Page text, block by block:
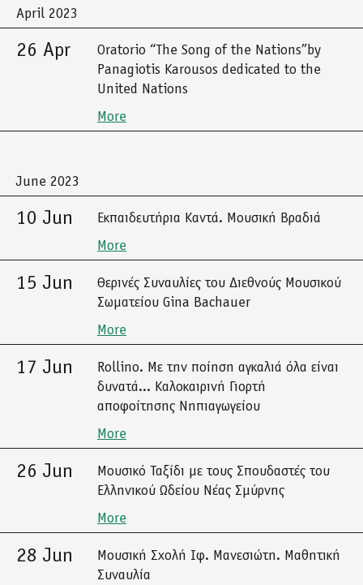
April 2023
26 Apr
Oratorio “The Song of the Nations”by
Panagiotis Karousos dedicated to the
United Nations
More
June 2023
10 Jun
Εκπαιδευτήρια Καντά. Μουσική Βραδιά
More
15 Jun
Θερινές Συναυλίες του Διεθνούς Μουσικού
Σωματείου Gina Bachauer
More
17 Jun
Rollino. Με την ποίηση αγκαλιά όλα είναι
δυνατά... Καλοκαιρινή Γιορτή
αποφοίτησης Νηπιαγωγείου
More
26 Jun
Μουσικό Ταξίδι με τους Σπουδαστές του
Ελληνικού Ωδείου Νέας Σμύρνης
More
28 Jun
Μουσική Σχολή Ιφ. Μανεσιώτη. Μαθητική
Συναυλία